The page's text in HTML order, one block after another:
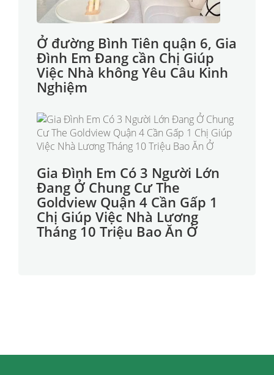
Ở đường Bình Tiên quận 6, Gia
Đình Em Đang cần Chị Giúp
Việc Nhà không Yêu Câu Kinh
Nghiệm
Gia Đình Em Có 3 Người Lớn
Đang Ở Chung Cư The
Goldview Quận 4 Cần Gấp 1
Chị Giúp Việc Nhà Lương
Tháng 10 Triệu Bao Ăn Ở